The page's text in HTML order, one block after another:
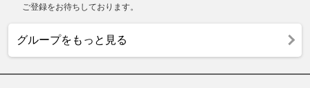
ご登録をお待ちしております。
グループをもっと見る